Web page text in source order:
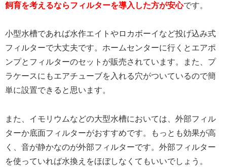
飼育を考えるならフィルターを導入した方が安心です。
小型水槽であれば水作エイトやロカボーイなど投げ込み式
フィルターで大丈夫です。ホームセンターに行くとエアポ
ンプとフィルターのセットが販売されています。また、プ
ラケースにもエアチューブを入れる穴がついているので簡
単に設置できると思います。
また、イモリウムなどの大型水槽においては、外部フィル
ターか底面フィルターがおすすめです。もっとも効果が高
く、音が静かなのが外部フィルターです。外部フィルター
を使っていれば水換えをほぼしなくてもいいでしょう。